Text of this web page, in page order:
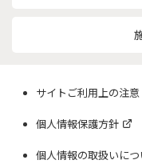
サイトご利用上の注意
個人情報保護方針
個人情報の取扱いにつ